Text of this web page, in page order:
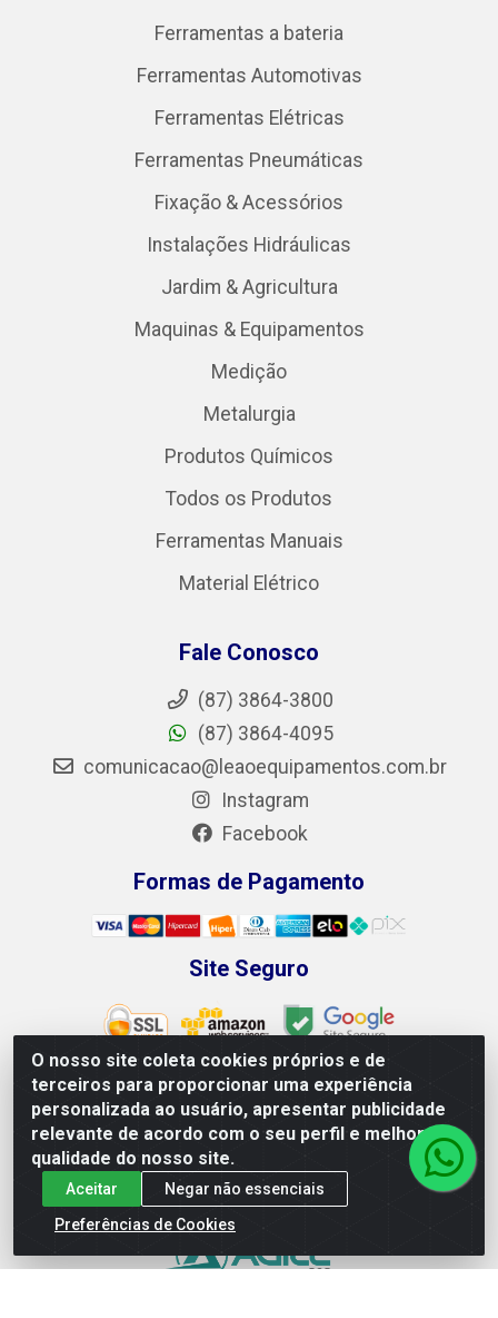
O nosso site coleta cookies próprios e de
terceiros para proporcionar uma experiência
personalizada ao usuário, apresentar publicidade
relevante de acordo com o seu perfil e melhorar a
qualidade do nosso site.
Aceitar
Negar não essenciais
Preferências de Cookies
Ferramentas a bateria
Ferramentas Automotivas
Ferramentas Elétricas
Ferramentas Pneumáticas
Fixação & Acessórios
Instalações Hidráulicas
Jardim & Agricultura
Maquinas & Equipamentos
Medição
Metalurgia
Produtos Químicos
Todos os Produtos
Ferramentas Manuais
Material Elétrico
Fale Conosco
(87) 3864-3800
(87) 3864-4095
comunicacao@leaoequipamentos.com.br
Instagram
Facebook
Formas de Pagamento
Site Seguro
Leão Equipamentos e Ferramentas LTDA - Rodovia BR
428, 100 - Loteamento Recife, Petrolina/PE - CEP
56.320-746 - CNPJ 04.265.871/0001-98